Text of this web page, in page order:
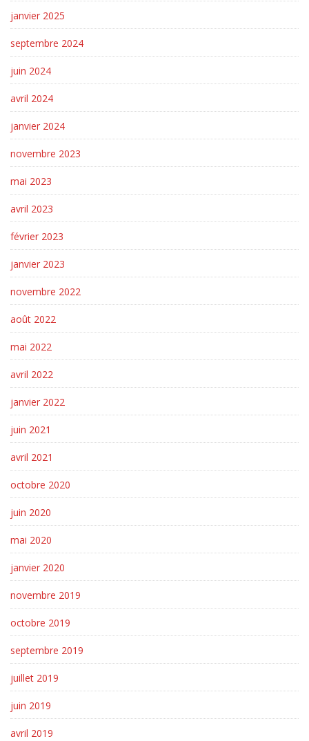
janvier 2025
septembre 2024
juin 2024
avril 2024
janvier 2024
novembre 2023
mai 2023
avril 2023
février 2023
janvier 2023
novembre 2022
août 2022
mai 2022
avril 2022
janvier 2022
juin 2021
avril 2021
octobre 2020
juin 2020
mai 2020
janvier 2020
novembre 2019
octobre 2019
septembre 2019
juillet 2019
juin 2019
avril 2019